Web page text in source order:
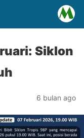
Siklon
6 bulan ago